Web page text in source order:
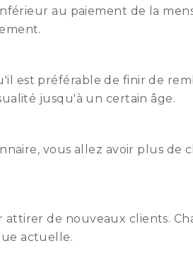
au paiement de la
est préférable de finir de
jusqu'à un certain âge.
vous allez avoir plus
de nouveaux clients.
actuelle.